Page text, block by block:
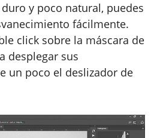
y poco natural, puedes
fácilmente.
click sobre la máscara de
desplegar sus
un poco el deslizador de